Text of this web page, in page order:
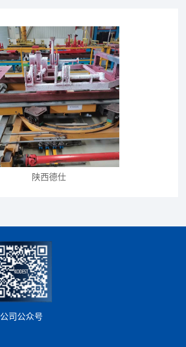
陕西德仕
公司公众号